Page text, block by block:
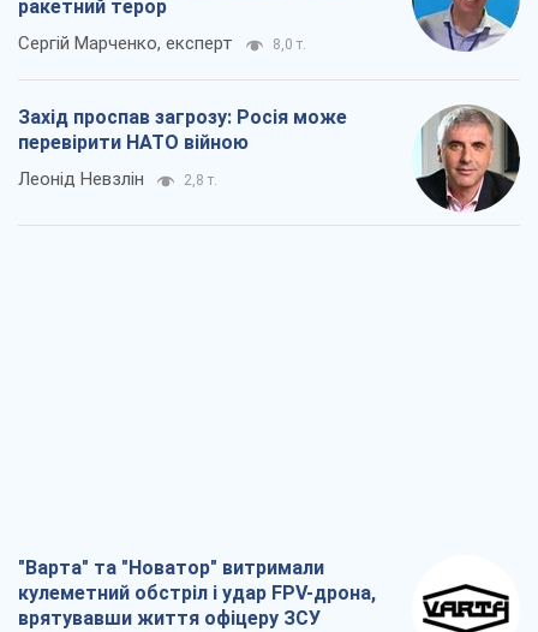
ракетний терор
Сергій Марченко, експерт 8,0 т.
Захід проспав загрозу: Росія може
перевірити НАТО війною
Леонід Невзлін 2,8 т.
"Варта" та "Новатор" витримали
кулеметний обстріл і удар FPV-дрона,
врятувавши життя офіцеру ЗСУ